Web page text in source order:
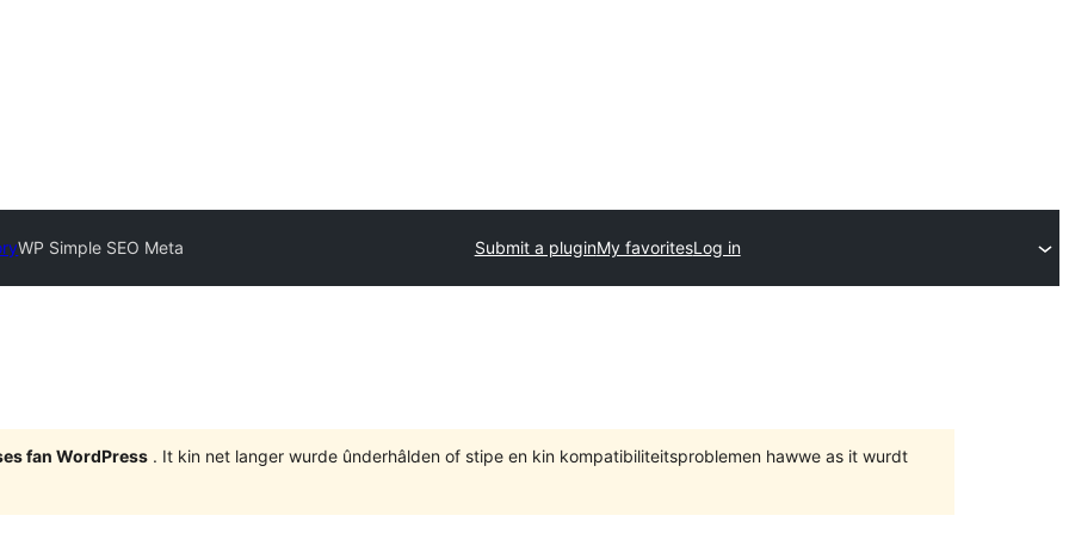
WP Simple SEO Meta Submit a pluginMy favoritesLog in
fan WordPress . It kin net langer wurde ûnderhâlden of stipe en kin kompatibiliteitsproblemen hawwe as it wurdt